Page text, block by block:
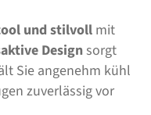
und stilvoll mit
Designsorgt
Sie angenehm kühl
zuverlässig vor